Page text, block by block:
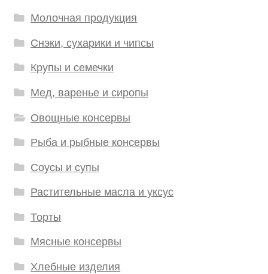
Молочная продукция
Снэки, сухарики и чипсы
Крупы и семечки
Мед, варенье и сиропы
Овощные консервы
Рыба и рыбные консервы
Соусы и супы
Растительные масла и уксус
Торты
Мясные консервы
Хлебные изделия